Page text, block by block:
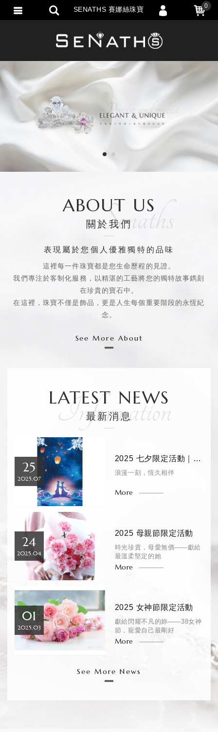
1 2
ABOUT US
關於 我們
表現屬於您個人優雅獨特的品味
這裡每一件珠寶都是您生命歷程的見證。
我們專注於客制化服務，以精湛的工藝將您的獨特故事鐫刻
在珍貴的寶石中。
在這裡，珠寶不僅是飾品，更是人生每個重要階段的永恆紀
念。
See More About
LATEST NEWS
最新消息
25
2025.07
2025 七夕限定活動｜SENATHS 賽娜絲珠寶
浪漫一刻，恆久相伴
24
2025.04
2025 母親節限定活動
時光珍貴，母愛無價——獻給
最溫柔堅定的她
01
2025.03
2025 女神節限定活動
獻給閃耀不凡的妳——38女神
節，寵愛自己最剛好
See More News
SENATHS 賽娜絲珠寶 0
會員登入
會員註冊
忘記密碼
匯款通知